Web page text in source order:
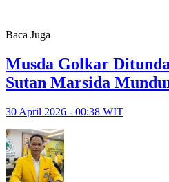
Baca Juga
Musda Golkar
Sutan Marsida
30 April 2026 - 00:38 WIT